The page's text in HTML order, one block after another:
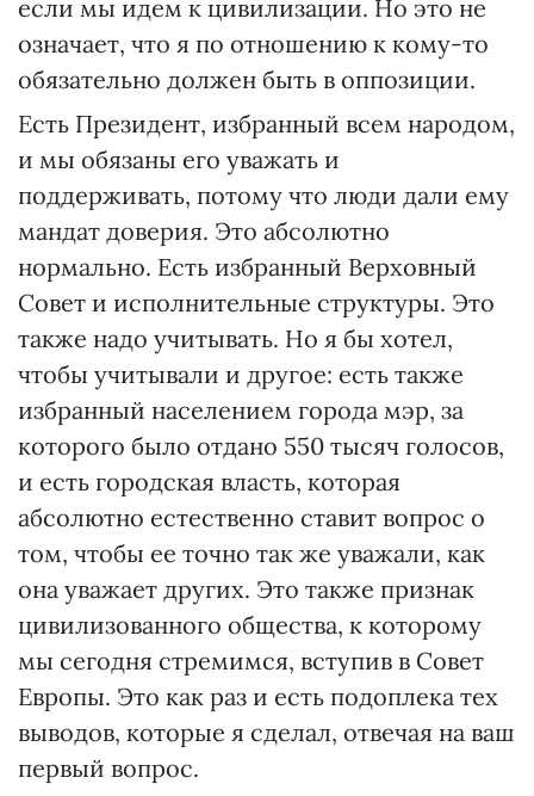
если мы идем к цивилизации. Но это не
означает, что я по отношению к кому-то
обязательно должен быть в оппозиции.
Есть Президент, избранный всем народом,
и мы обязаны его уважать и
поддерживать, потому что люди дали ему
мандат доверия. Это абсолютно
нормально. Есть избранный Верховный
Совет и исполнительные структуры. Это
также надо учитывать. Но я бы хотел,
чтобы учитывали и другое: есть также
избранный населением города мэр, за
которого было отдано 550 тысяч голосов,
и есть городская власть, которая
абсолютно естественно ставит вопрос о
том, чтобы ее точно так же уважали, как
она уважает других. Это также признак
цивилизованного общества, к которому
мы сегодня стремимся, вступив в Совет
Европы. Это как раз и есть подоплека тех
выводов, которые я сделал, отвечая на ваш
первый вопрос.